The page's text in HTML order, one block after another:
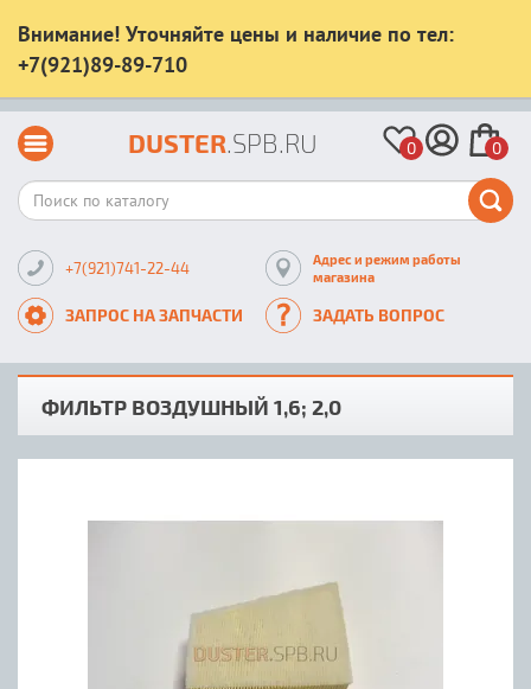
Внимание! Уточняйте цены и наличие по тел:
+7(921)89-89-710
DUSTER.SPB.RU 0 0
+7(921)741-22-44
Адрес и режим работы
магазина
ЗАПРОС НА ЗАПЧАСТИ ЗАДАТЬ ВОПРОС
ФИЛЬТР ВОЗДУШНЫЙ 1,6; 2,0